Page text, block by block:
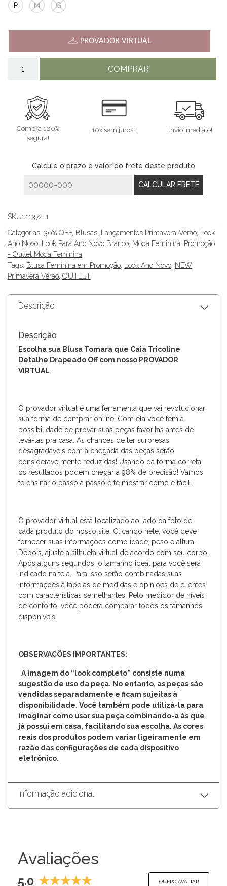
P M G
PROVADOR VIRTUAL
COMPRAR
Compra 100%
segura!
10x sem juros! Envio imediato!
Calcule o prazo e valor do frete deste produto
SKU: 11372-1
Categorias: 30% OFF, Blusas, Lançamentos Primavera-Verão, Look
Ano Novo, Look Para Ano Novo Branco, Moda Feminina, Promoção
- Outlet Moda Feminina
Tags: Blusa Feminina em Promoção, Look Ano Novo, NEW
Primavera Verão, OUTLET
Descrição
Descrição
Escolha sua Blusa Tomara que Caia Tricoline
Detalhe Drapeado Off com nosso PROVADOR
VIRTUAL
O provador virtual é uma ferramenta que vai revolucionar
sua forma de comprar online! Com ela você tem a
possibilidade de provar suas peças favoritas antes de
levá-las pra casa. As chances de ter surpresas
desagradáveis com a chegada das peças serão
consideravelmente reduzidas! Usando da forma correta,
os resultados podem chegar a 98% de precisão! Vamos
te ensinar o passo a passo e te mostrar como é fácil!
O provador virtual está localizado ao lado da foto de
cada produto do nosso site. Clicando nele, você deve
fornecer suas informações como idade, peso e altura.
Depois, ajuste a silhueta virtual de acordo com seu corpo.
Após alguns segundos, o tamanho ideal para você será
indicado na tela. Para isso serão combinadas suas
informações à tabelas de medidas e opiniões de clientes
com características semelhantes. Pelo medidor de níveis
de conforto, você poderá comparar todos os tamanhos
disponíveis!
OBSERVAÇÕES IMPORTANTES:
A imagem do “look completo” consiste numa
sugestão de uso da peça. No entanto, as peças são
vendidas separadamente e ficam sujeitas à
disponibilidade. Você também pode utilizá-la para
imaginar como usar sua peça combinando-a às que
já possui em casa, facilitando sua escolha. As cores
reais dos produtos podem variar ligeiramente em
razão das configurações de cada dispositivo
eletrônico.
Informação adicional
Avaliações
5.0 QUERO AVALIAR